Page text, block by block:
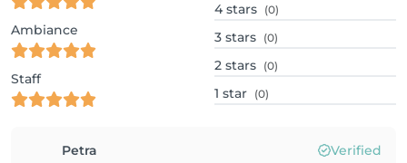
Ambiance
Staff
4 stars (0)
3 stars (0)
2 stars (0)
1 star (0)
Petra Verified